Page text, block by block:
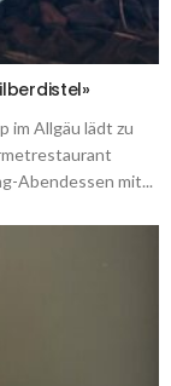
im Allgäu lädt zu
Abendessen mit...